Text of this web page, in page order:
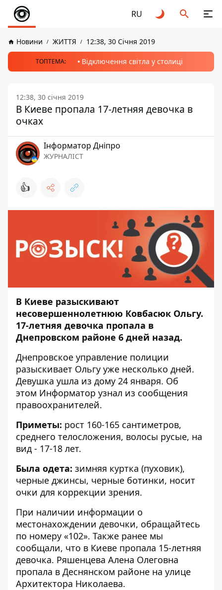
RU
Новини ЖИТТЯ 12:38, 30 Січня 2019
ТОПТЕМА: Відключення світла у столиці
12:38, 30 січня 2019
В Киеве пропала 17-летняя девочка в
очках
Інформатор Дніпро
ЖУРНАЛІСТ
👍
В Киеве разыскивают
несовершеннолетнюю Ковбасюк Ольгу.
17-летняя девочка пропала в
Днепровском районе 6 дней назад.
Днепровское управление полиции
разыскивает Ольгу уже несколько дней.
Девушка ушла из дому 24 января. Об
этом Информатор узнал из сообщения
правоохранителей.
Приметы: рост 160-165 сантиметров,
среднего телосложения, волосы русые, на
вид - 17-18 лет.
Была одета: зимняя куртка (пуховик),
черные джинсы, черные ботинки, носит
очки для коррекции зрения.
При наличии информации о
местонахождении девочки, обращайтесь
по номеру «102». Также ранее мы
сообщали, что в Киеве пропала 15-летняя
девочка. Ряшенцева Алена Олеговна
пропала в Деснянском районе на улице
Архитектора Николаева.